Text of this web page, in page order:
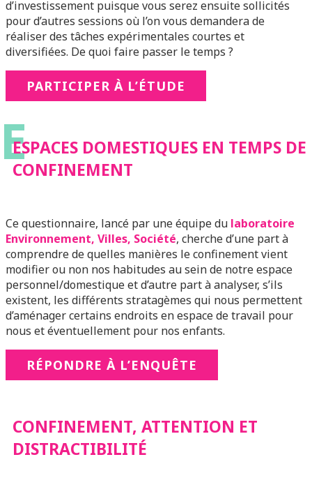
d’investissement puisque vous serez ensuite sollicités
pour d’autres sessions où l’on vous demandera de
réaliser des tâches expérimentales courtes et
diversifiées. De quoi faire passer le temps ?
PARTICIPER À L’ÉTUDE
E
ESPACES DOMESTIQUES EN TEMPS DE
CONFINEMENT
Ce questionnaire, lancé par une équipe du laboratoire
Environnement, Villes, Société, cherche d’une part à
comprendre de quelles manières le confinement vient
modifier ou non nos habitudes au sein de notre espace
personnel/domestique et d’autre part à analyser, s’ils
existent, les différents stratagèmes qui nous permettent
d’aménager certains endroits en espace de travail pour
nous et éventuellement pour nos enfants.
RÉPONDRE À L’ENQUÊTE
CONFINEMENT, ATTENTION ET
DISTRACTIBILITÉ